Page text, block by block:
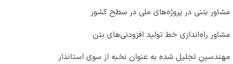
مشاور بتنی در پروژه‌های ملی در سطح کشور
مشاور راه‌اندازی خط تولید افزودنی‌های بتن
مهندسینِ تجلیل شده به عنوان نخبه از سوی استاندار